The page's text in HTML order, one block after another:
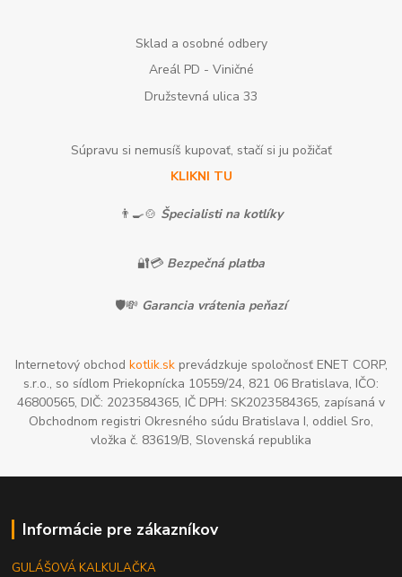
Sklad a osobné odbery
Areál PD - Viničné
Družstevná ulica 33
Súpravu si nemusíš kupovať, stačí si ju požičať
KLIKNI TU
👨‍🍳🍲 Špecialisti na kotlíky
🔐💳 Bezpečná platba
🛡️💸 Garancia vrátenia peňazí
Internetový obchod kotlik.skprevádzkuje spoločnosť ENET CORP,
s.r.o., so sídlom Priekopnícka 10559/24, 821 06 Bratislava, IČO:
46800565, DIČ: 2023584365, IČ DPH: SK2023584365, zapísaná v
Obchodnom registri Okresného súdu Bratislava I, oddiel Sro,
vložka č. 83619/B, Slovenská republika
Informácie pre zákazníkov
GULÁŠOVÁ KALKULAČKA